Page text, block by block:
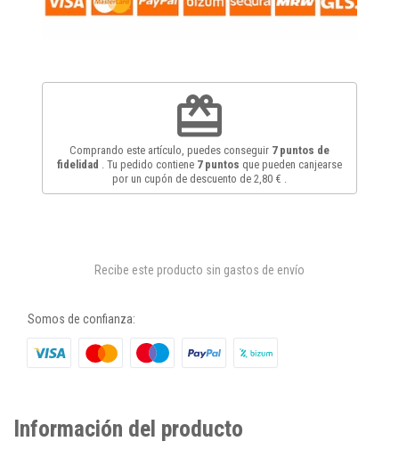
redeem
Comprando este artículo, puedes conseguir 7puntos de
fidelidad
. Tu pedido contiene 7puntos que pueden canjearse
por un cupón de descuento de 2,80 €
Recibe este producto sin gastos de envío
Somos de confianza:
Información del producto